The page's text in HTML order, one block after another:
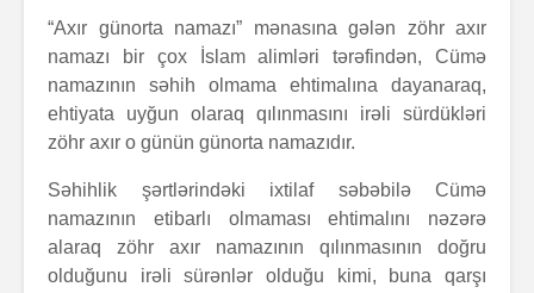
“Axır günorta namazı” mənasına gələn zöhr axır
namazı bir çox İslam alimləri tərəfindən, Cümə
namazının səhih olmama ehtimalına dayanaraq,
ehtiyata uyğun olaraq qılınmasını irəli sürdükləri
zöhr axır o günün günorta namazıdır.
Səhihlik şərtlərindəki ixtilaf səbəbilə Cümə
namazının etibarlı olmaması ehtimalını nəzərə
alaraq zöhr axır namazının qılınmasının doğru
olduğunu irəli sürənlər olduğu kimi, buna qarşı